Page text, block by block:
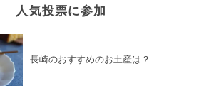
人気投票に参加
長崎のおすすめのお土産は？